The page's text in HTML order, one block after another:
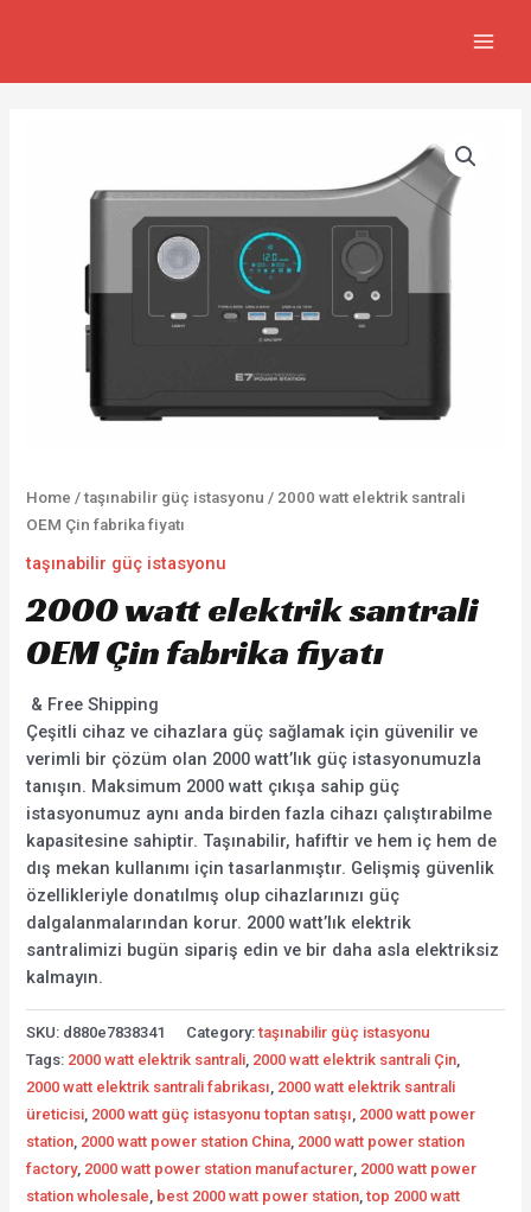
Home /taşınabilir güç istasyonu / 2000 watt elektrik santrali
OEM Çin fabrika fiyatı
taşınabilir güç istasyonu
2000 watt elektrik santrali
OEM Çin fabrika fiyatı
& Free Shipping
Çeşitli cihaz ve cihazlara güç sağlamak için güvenilir ve
verimli bir çözüm olan 2000 watt’lık güç istasyonumuzla
tanışın. Maksimum 2000 watt çıkışa sahip güç
istasyonumuz aynı anda birden fazla cihazı çalıştırabilme
kapasitesine sahiptir. Taşınabilir, hafiftir ve hem iç hem de
dış mekan kullanımı için tasarlanmıştır. Gelişmiş güvenlik
özellikleriyle donatılmış olup cihazlarınızı güç
dalgalanmalarından korur. 2000 watt’lık elektrik
santralimizi bugün sipariş edin ve bir daha asla elektriksiz
kalmayın.
SKU: d880e7838341 Category:taşınabilir güç istasyonu
Tags: 2000 watt elektrik santrali 2000 watt elektrik santrali Çin
2000 watt elektrik santrali fabrikası 2000 watt elektrik santrali
üreticisi 2000 watt güç istasyonu toptan satışı 2000 watt power
station 2000 watt power station China 2000 watt power station
factory, 2000 watt power station manufacturer 2000 watt power
station wholesale best 2000 watt power station ,top 2000 watt